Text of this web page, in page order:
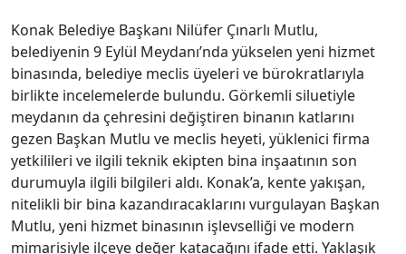
noktada toplanmasının hem iş verimini artıracağını hem
de vatandaşın hizmete erişimini kolaylaştıracağını
belirterek şunları söyledi:
“Biz projeye sadık kaldık. Sonuçta bunlar kişiye özel
makamlar değil; burası bir kamu kurumu. Bu iki binaya
vatandaş gelecek. O yüzden bu kadar acele ediyoruz.
Bir an önce binanın bitip bizim binaya taşınmamızla
birlikte birimler bir araya gelecek ve böylece iş verimi de
artacak. Halkın bir çırpıda insana ulaşması gereken
yerler alt katlarda yer alacak. Binamızda, çalışma